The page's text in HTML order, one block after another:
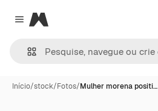
Close menu
Magnific
Início/stock/Fotos/Mulher morena positi…